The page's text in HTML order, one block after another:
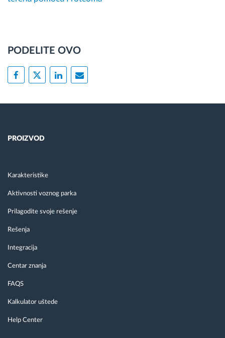
PODELITE OVO
PROIZVOD
Karakteristike
Aktivnosti voznog parka
Prilagodite svoje rešenje
Rešenja
Integracija
Centar znanja
FAQS
Kalkulator uštede
Help Center